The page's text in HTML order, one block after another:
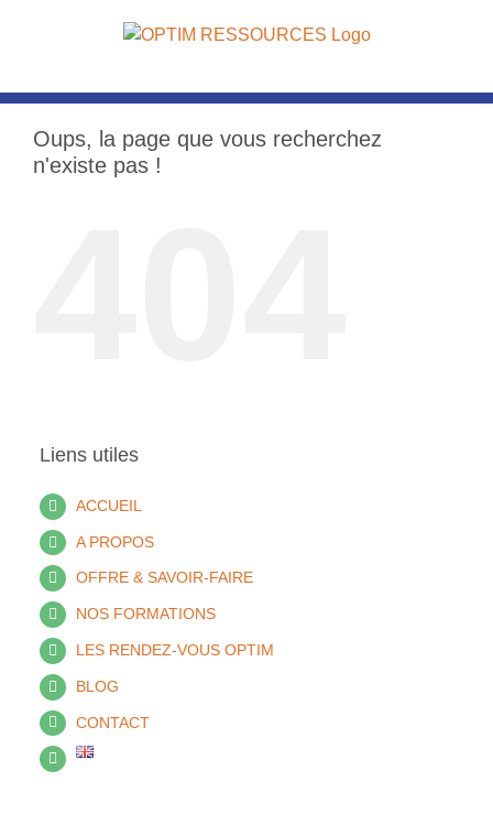
Oups, la page que vous recherchez
n'existe pas !
Liens utiles
ACCUEIL
A PROPOS
OFFRE & SAVOIR-FAIRE
NOS FORMATIONS
LES RENDEZ-VOUS OPTIM
BLOG
CONTACT